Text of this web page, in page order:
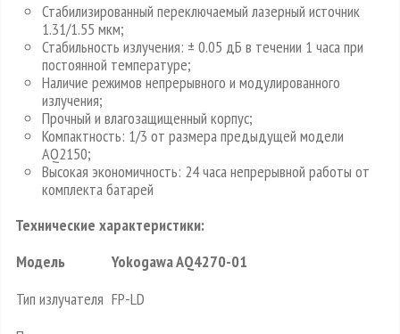
Стабилизированный переключаемый лазерный источник
1.31/1.55 мкм;
Стабильность излучения: ± 0.05 дБ в течении 1 часа при
постоянной температуре;
Наличие режимов непрерывного и модулированного
излучения;
Прочный и влагозащищенный корпус;
Компактность: 1/3 от размера предыдущей модели
AQ2150;
Высокая экономичность: 24 часа непрерывной работы от
комплекта батарей
Технические характеристики:
Модель
Yokogawa AQ4270-01
Тип излучателя FP-LD